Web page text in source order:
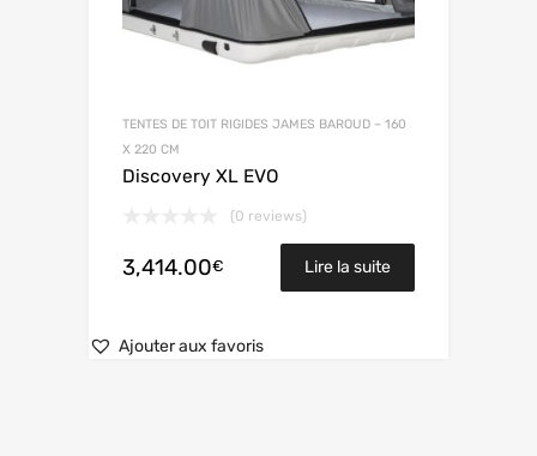
TENTES DE TOIT RIGIDES JAMES BAROUD – 160
X 220 CM
Discovery XL EVO
(0 reviews)
3,414.00€ Lire la suite
Ajouter aux favoris